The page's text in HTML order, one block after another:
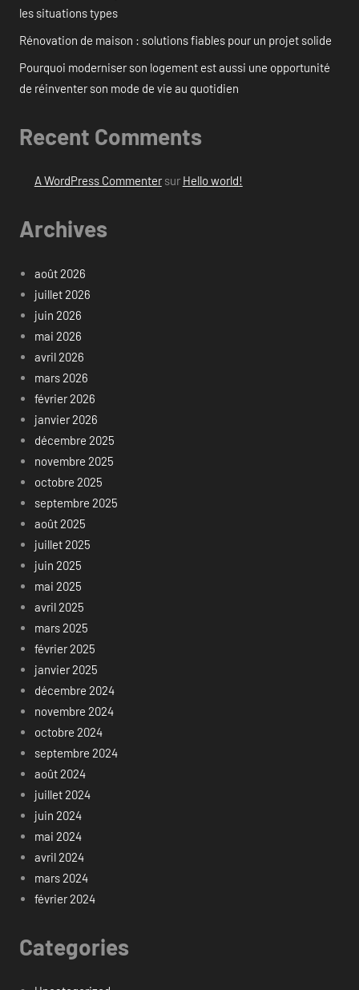
les situations types
Rénovation de maison : solutions fiables pour un projet solide
Pourquoi moderniser son logement est aussi une opportunité
de réinventer son mode de vie au quotidien
Recent Comments
A WordPress Commentersur Hello world!
Archives
août 2026
juillet 2026
juin 2026
mai 2026
avril 2026
mars 2026
février 2026
janvier 2026
décembre 2025
novembre 2025
octobre 2025
septembre 2025
août 2025
juillet 2025
juin 2025
mai 2025
avril 2025
mars 2025
février 2025
janvier 2025
décembre 2024
novembre 2024
octobre 2024
septembre 2024
août 2024
juillet 2024
juin 2024
mai 2024
avril 2024
mars 2024
février 2024
Categories